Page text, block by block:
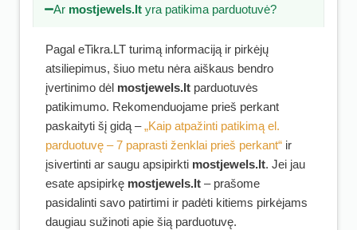
Ar mostjewels.lt yra patikima parduotuvė?
Pagal eTikra.LT turimą informaciją ir pirkėjų
atsiliepimus, šiuo metu nėra aiškaus bendro
įvertinimo dėl mostjewels.lt parduotuvės
patikimumo. Rekomenduojame prieš perkant
paskaityti šį gidą –„Kaip atpažinti patikimą el.
parduotuvę – 7 paprasti ženklai prieš perkant“ ir
įsivertinti ar saugu apsipirkti mostjewels.lt. Jei jau
esate apsipirkę mostjewels.lt – prašome
pasidalinti savo patirtimi ir padėti kitiems pirkėjams
daugiau sužinoti apie šią parduotuvę.